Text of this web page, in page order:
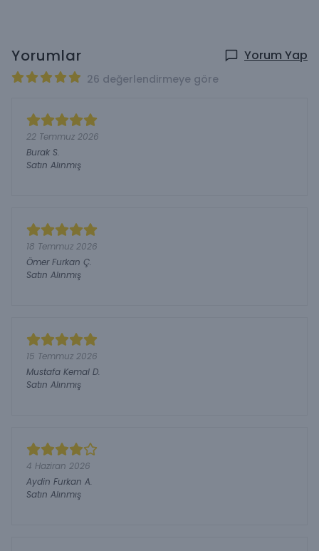
Yorumlar Yorum Yap
26 değerlendirmeye göre
22 Temmuz 2026
Burak S.
Satın Alınmış
18 Temmuz 2026
Ömer Furkan Ç.
Satın Alınmış
15 Temmuz 2026
Mustafa Kemal D.
Satın Alınmış
4 Haziran 2026
Aydin Furkan A.
Satın Alınmış